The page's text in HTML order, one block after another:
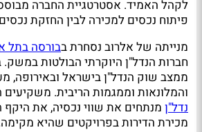
לקהל האמיד. אסטרטגיית החברה
פיתוח נכסים למכירה לבין החזקת
מנייתה של אלרוב נסחרת בבורסה בתל
חברות הנדל"ן היוקרתי הבולטות
ממצב שוק הנדל"ן בישראל ובאירופה,
והמלונאות וממגמות הריבית.
נדל"ן מנתחים את שווי נכסיה, את
מכירת הדירות בפרויקטים שהיא